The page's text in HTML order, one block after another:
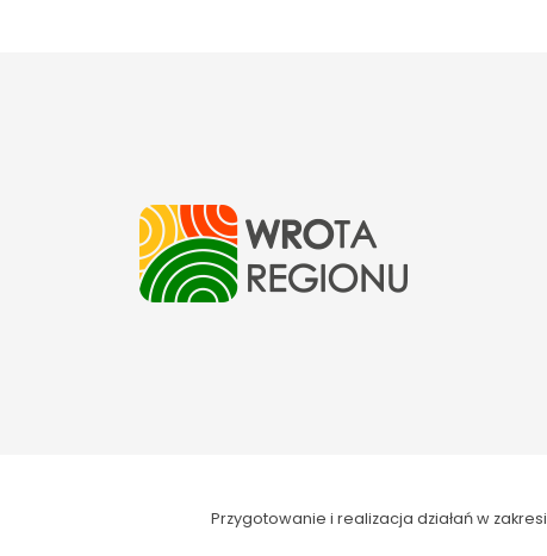
Przygotowanie i realizacja działań w